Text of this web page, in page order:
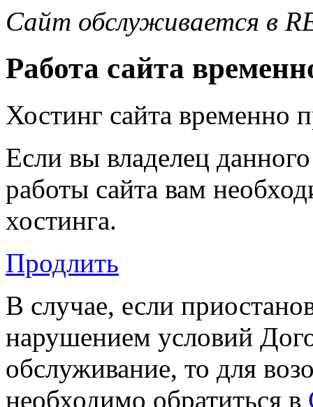
Сайт обслуживается в
Работа сайта
Хостинг сайта временно
Если вы владелец
работы сайта вам
хостинга.
Продлить
В случае, если
нарушением условий
обслуживание, то для
необходимо обратиться в